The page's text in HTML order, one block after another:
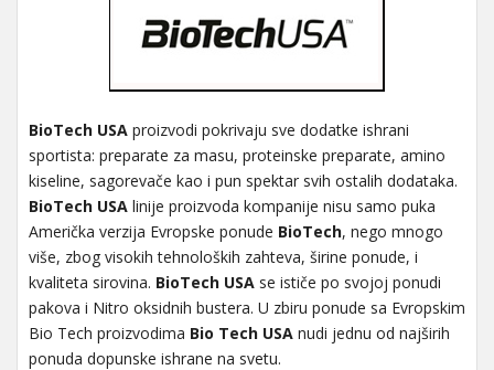
BioTech USA proizvodi pokrivaju sve dodatke ishrani
sportista: preparate za masu, proteinske preparate, amino
kiseline, sagorevače kao i pun spektar svih ostalih dodataka.
BioTech USA linije proizvoda kompanije nisu samo puka
Američka verzija Evropske ponude BioTech, nego mnogo
više, zbog visokih tehnoloških zahteva, širine ponude, i
kvaliteta sirovina. BioTech USA se ističe po svojoj ponudi
pakova i Nitro oksidnih bustera. U zbiru ponude sa Evropskim
Bio Tech proizvodima Bio Tech USA nudi jednu od najširih
ponuda dopunske ishrane na svetu.